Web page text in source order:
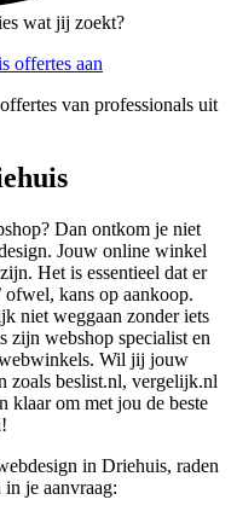
wat jij zoekt?
offertes aan
van professionals uit
Dan ontkom je niet
Jouw online winkel
Het is essentieel dat er
ofwel, kans op aankoop.
niet weggaan zonder iets
zijn webshop specialist en
Wil jij jouw
zoals beslist.nl, vergelijk.nl
klaar om met jou de beste
in Driehuis, raden
je aanvraag: